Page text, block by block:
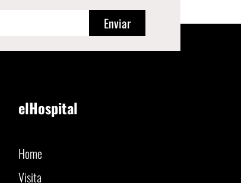
Enviar
elHospital
Home
Visita